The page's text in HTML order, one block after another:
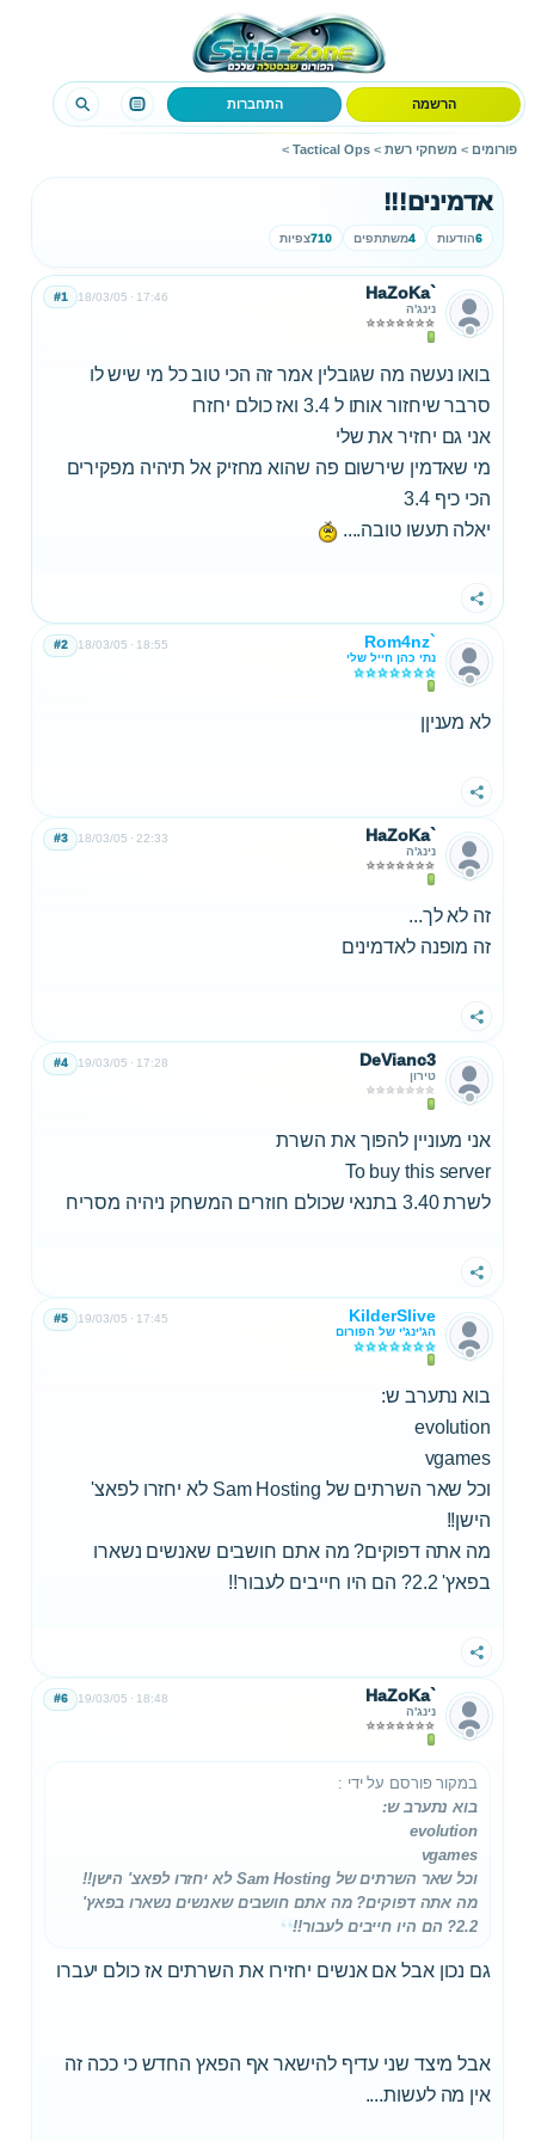
הרשמה התחברות
פורומים > משחקי רשת >
Tactical Ops
>
אדמינים!!!
6הודעות 4משתתפים 710צפיות
HaZoKa`
נינג'ה
18/03/05 17:46
#1
בואו נעשה מה שגובלין אמר זה הכי טוב כל מי שיש לו
סרבר שיחזור אותו ל 3.4 ואז כולם יחזרו
אני גם יחזיר את שלי
מי שאדמין שירשום פה שהוא מחזיק אל תיהיה מפקירים
הכי כיף 3.4
יאלה תעשו טובה....
שתף
Rom4nz`
נתי כהן חייל שלי
18/03/05 18:55
#2
לא מעניןן
שתף
HaZoKa`
נינג'ה
18/03/05 22:33
#3
זה לא לך...
זה מופנה לאדמינים
שתף
DeVianc3
טירון
19/03/05 17:28
#4
אני מעוניין להפוך את השרת
To buy this server
לשרת 3.40 בתנאי שכולם חוזרים המשחק ניהיה מסריח
שתף
KilderSlive
הג'ינג'י של הפורום
19/03/05 17:45
#5
בוא נתערב ש:
evolution
vgames
וכל שאר השרתים של Sam Hosting לא יחזרו לפאצ'
הישן!!
מה אתה דפוקים? מה אתם חושבים שאנשים נשארו
בפאץ' 2.2? הם היו חייבים לעבור!!
שתף
HaZoKa`
נינג'ה
19/03/05 18:48
#6
במקור פורסם על ידי :
בוא נתערב ש:
evolution
vgames
וכל שאר השרתים של Sam Hosting לא יחזרו לפאצ' הישן!!
מה אתה דפוקים? מה אתם חושבים שאנשים נשארו בפאץ'
2.2? הם היו חייבים לעבור!!
גם נכון אבל אם אנשים יחזירו את השרתים אז כולם יעברו
אבל מיצד שני עדיף להישאר אף הפאץ החדש כי ככה זה
אין מה לעשות....